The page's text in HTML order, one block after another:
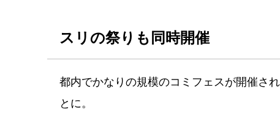
スリの祭りも同時開催
都内でかなりの規模のコミフェスが開催さ
とに。